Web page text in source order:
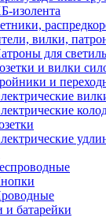
изолента
вилки,
для
и вилки
и
батарейки